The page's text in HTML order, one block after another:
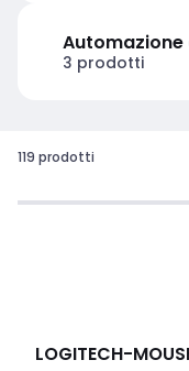
3 prodotti
119 prodotti
LOGITECH-